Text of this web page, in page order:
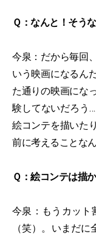
Ｑ：なんと！そう
今泉：だから毎回
いう映画になるん
た通りの映画にな
験してないだろう
絵コンテを描いた
前に考えることな
Ｑ：絵コンテは描
今泉：もうカット
（笑）。いまだ